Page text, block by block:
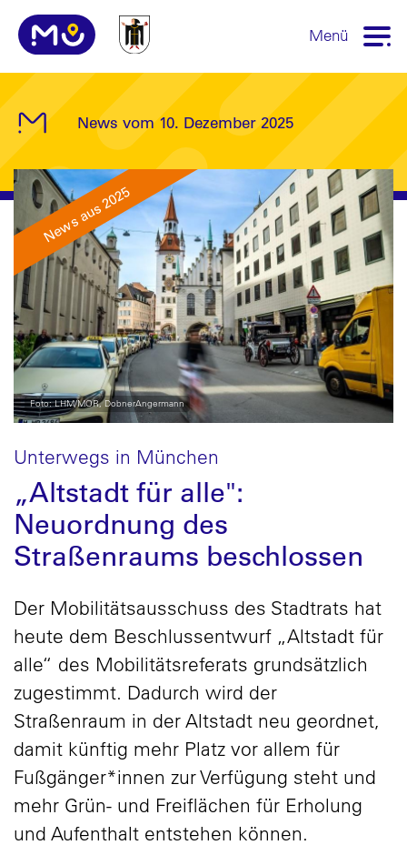
Menü
News vom 10. Dezember 2025
Unterwegs in München
„Altstadt für alle":
Neuordnung des
Straßenraums beschlossen
Der Mobilitätsausschuss des Stadtrats hat
heute dem Beschlussentwurf „Altstadt für
alle“ des Mobilitätsreferats grundsätzlich
zugestimmt. Dadurch wird der
Straßenraum in der Altstadt neu geordnet,
damit künftig mehr Platz vor allem für
Fußgänger*innen zur Verfügung steht und
mehr Grün- und Freiflächen für Erholung
und Aufenthalt entstehen können.
Foto: LHM/MOR, DobnerAngermann
News aus 2025